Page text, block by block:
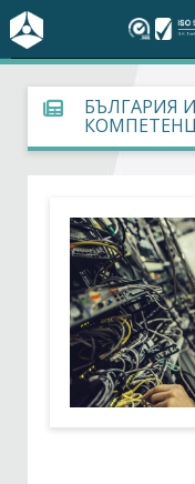
За БСК
На фокус
Социален диалог
Дейности
Арбитражен съд
БЪЛГАРИЯ